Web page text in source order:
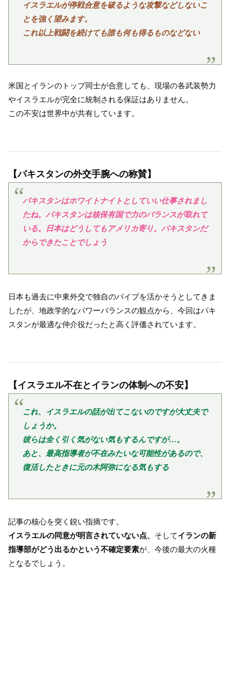
イスラエルが停戦合意を破るような攻撃などしないこ
とを強く望みます。
これ以上戦闘を続けても誰も何も得るものなどない
米国とイランのトップ同士が合意しても、現場の各武装勢力
やイスラエルが完全に統制される保証はありません。
この不安は世界中が共有しています。
【パキスタンの外交手腕への称賛】
パキスタンはホワイトナイトとしていい仕事されまし
たね。パキスタンは核保有国で力のバランスが取れて
いる。日本はどうしてもアメリカ寄り。パキスタンだ
からできたことでしょう
日本も過去に中東外交で独自のパイプを活かそうとしてきま
したが、地政学的なパワーバランスの観点から、今回はパキ
スタンが最適な仲介役だったと高く評価されています。
【イスラエル不在とイランの体制への不安】
これ、イスラエルの話が出てこないのですが大丈夫で
しょうか。
彼らは全く引く気がない気もするんですが…。
あと、最高指導者が不在みたいな可能性があるので、
復活したときに元の木阿弥になる気もする
記事の核心を突く鋭い指摘です。
イスラエルの同意が明言されていない点、 そしてイランの新
指導部がどう出るかという不確定要素が、今後の最大の火種
となるでしょう。